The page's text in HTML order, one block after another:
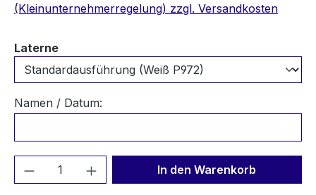
(Kleinunternehmerregelung) zzgl. Versandkosten
Laterneauswählen
Namen / Datum:
Produkt Anzahl: Gib denIn den Warenkorb